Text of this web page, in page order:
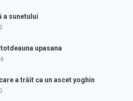
a sunetului
upasana
a trăit ca un ascet yoghin